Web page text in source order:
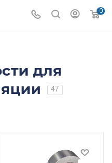
0
для
47